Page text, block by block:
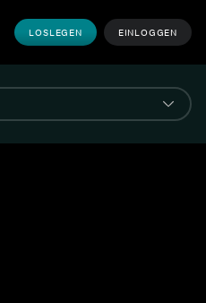
LOSLEGEN EINLOGGEN